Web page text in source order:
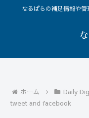
なるぱらの補足情報や
ホーム Daily
tweet and facebook